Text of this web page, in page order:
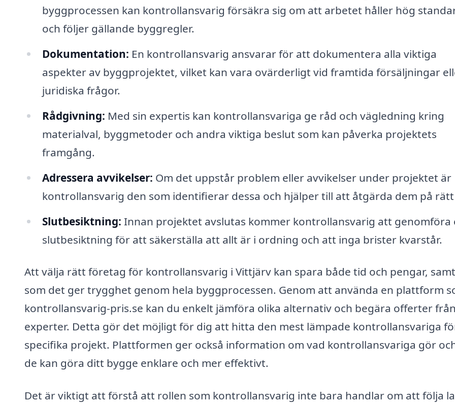
byggprocessen kan kontrollansvarig försäkra sig om att arbetet håller hög
och följer gällande byggregler.
Dokumentation: En kontrollansvarig ansvarar för att dokumentera alla viktiga
aspekter av byggprojektet, vilket kan vara ovärderligt vid framtida försäljningar
juridiska frågor.
Rådgivning: Med sin expertis kan kontrollansvariga ge råd och vägledning kring
materialval, byggmetoder och andra viktiga beslut som kan påverka projektets
framgång.
Adressera avvikelser: Om det uppstår problem eller avvikelser under projektet är
kontrollansvarig den som identifierar dessa och hjälper till att åtgärda dem på
Slutbesiktning: Innan projektet avslutas kommer kontrollansvarig att genomföra
slutbesiktning för att säkerställa att allt är i ordning och att inga brister kvarstår.
Att välja rätt företag för kontrollansvarig i Vittjärv kan spara både tid och pengar,
som det ger trygghet genom hela byggprocessen. Genom att använda en plattform
kontrollansvarig-pris.se kan du enkelt jämföra olika alternativ och begära offerter
experter. Detta gör det möjligt för dig att hitta den mest lämpade kontrollansvariga
specifika projekt. Plattformen ger också information om vad kontrollansvariga gör
de kan göra ditt bygge enklare och mer effektivt.
Det är viktigt att förstå att rollen som kontrollansvarig inte bara handlar om att följa